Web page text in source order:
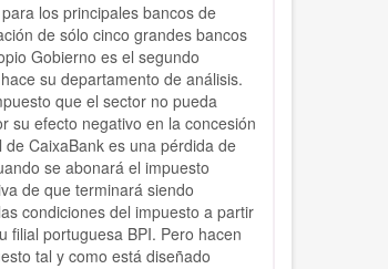
los principales bancos de
de sólo cinco grandes bancos
Gobierno es el segundo
su departamento de análisis.
que el sector no pueda
su efecto negativo en la concesión
CaixaBank es una pérdida de
se abonará el impuesto
de que terminará siendo
condiciones del impuesto a partir
filial portuguesa BPI. Pero hacen
tal y como está diseñado